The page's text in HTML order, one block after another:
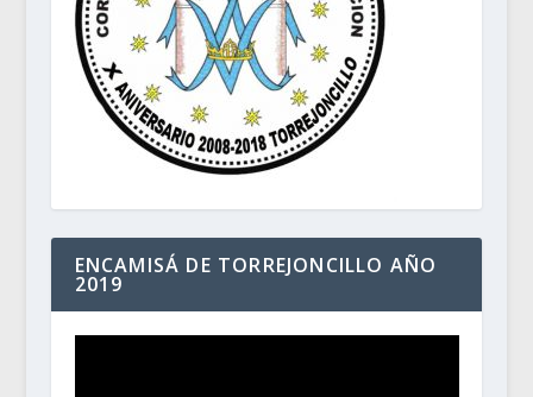
ENCAMISÁ DE TORREJONCILLO AÑO
2019